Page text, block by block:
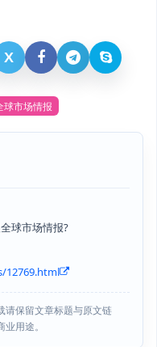
X
球市场情报
球市场情报?
12769.html
请保留文章标题与原文链
用途。